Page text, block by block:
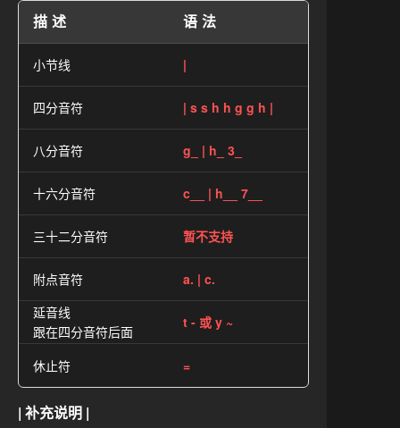
描述 语法
小节线 |
四分音符 | s s h h g g h |
八分音符 g_ | h_ 3_
十六分音符 c__ | h__ 7__
三十二分音符 暂不支持
附点音符
a. | c.
延音线
跟在四分音符后面
t - 或 y ~
休止符 =
| 补充说明 |